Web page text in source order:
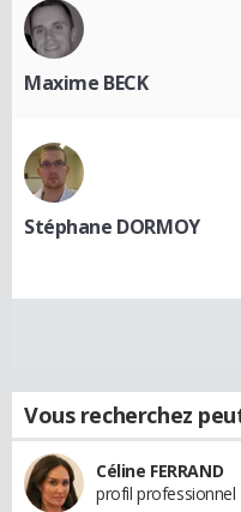
Maxime BECK
Stéphane DORMOY
Vous recherchez
Céline FERRAND
profil